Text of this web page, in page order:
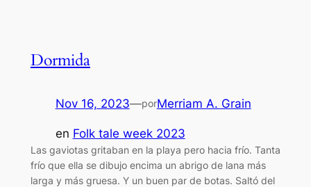
Dormida
Nov 16, 2023—porMerriam A. Grain
en Folk tale week 2023
Las gaviotas gritaban en la playa pero hacia frío. Tanta
frío que ella se dibujo encima un abrigo de lana más
larga y más gruesa. Y un buen par de botas. Saltó del